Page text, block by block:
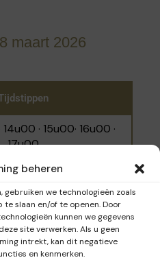
beheren
we technologieën zoals
slaan en/of te openen. Door
kunnen we gegevens
site verwerken. Als u geen
intrekt, kan dit negatieve
en kenmerken.
een school die
onderwijs biedt aan
en kunstwerken
prachtige kader nog
maart 2026
14u00 · 15u00· 16u00 ·
17u00
12u00 - 15u30
14u30 · 16u30